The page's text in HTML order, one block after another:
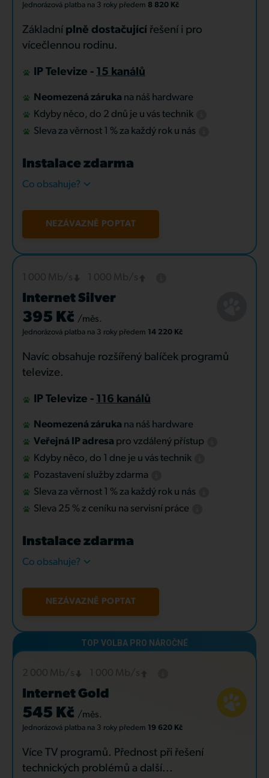
Jednorázová platba na 3 roky předem 8 820 Kč
Základní plně dostačující řešení i pro
vícečlennou rodinu.
IP Televize - 15 kanálů
Neomezená záruka na náš hardware
Kdyby něco, do 2 dnů je u vás technik
Sleva za věrnost 1 % za každý rok u nás
Instalace zdarma
Co obsahuje?
NEZÁVAZNĚ POPTAT
Internet Silver
395 Kč /měs.
Jednorázová platba na 3 roky předem 14 220 Kč
Navíc obsahuje rozšířený balíček programů
televize.
IP Televize - 116 kanálů
Neomezená záruka na náš hardware
Veřejná IP adresa pro vzdálený přístup
Kdyby něco, do 1 dne je u vás technik
Pozastavení služby zdarma
Sleva za věrnost 1 % za každý rok u nás
Sleva 25 % z ceníku na servisní práce
Instalace zdarma
Co obsahuje?
NEZÁVAZNĚ POPTAT
Internet Gold
545 Kč /měs.
Jednorázová platba na 3 roky předem 19 620 Kč
Více TV programů. Přednost při řešení
technických problémů a další...